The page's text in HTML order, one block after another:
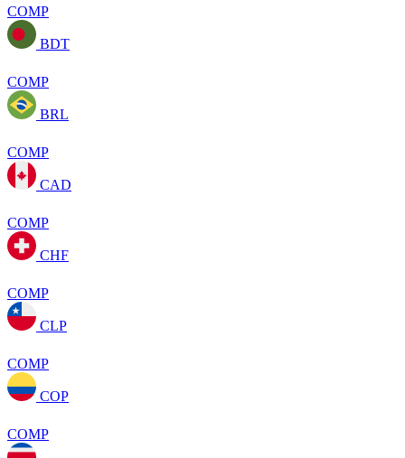
COMP
BDT
COMP
BRL
COMP
CAD
COMP
CHF
COMP
CLP
COMP
COP
COMP